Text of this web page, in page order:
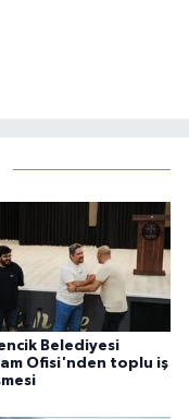
Belediyesi
Ofisi'nden toplu iş